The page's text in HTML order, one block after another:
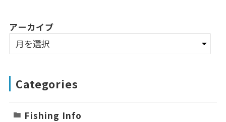
アーカイブ
Categories
Fishing Info